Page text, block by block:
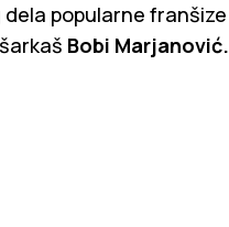
popularne franšize
Bobi Marjanović.